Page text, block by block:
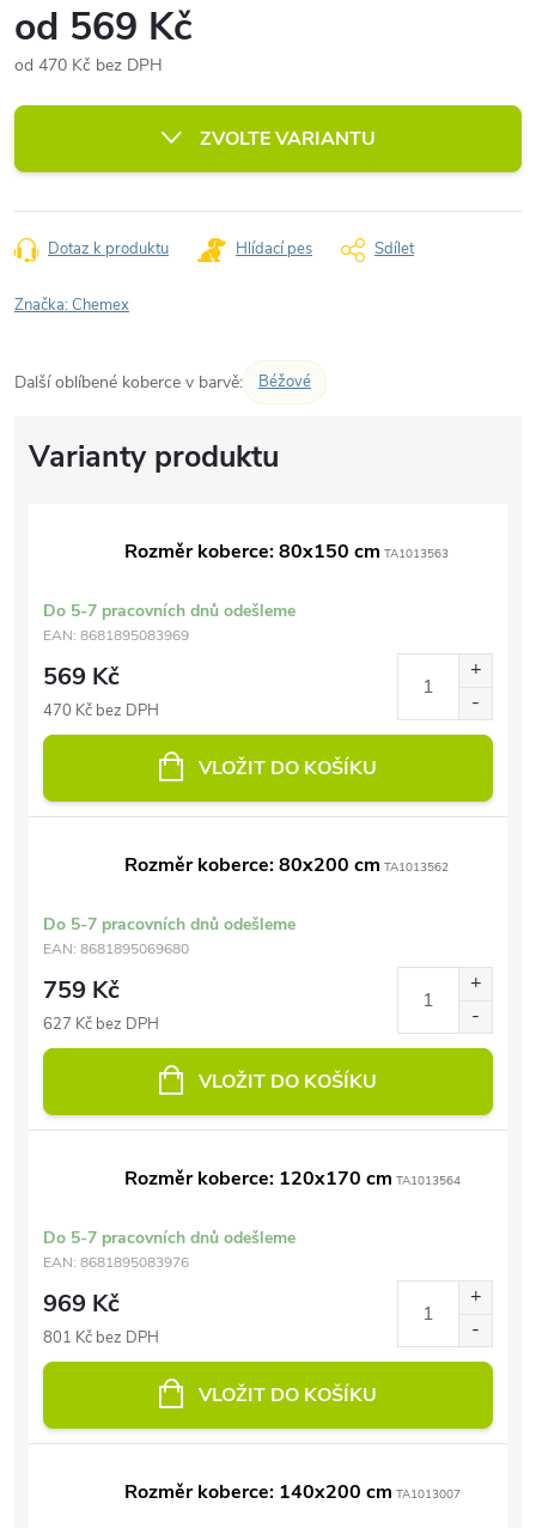
od 569 Kč
od 470 Kč bez DPH
cena:
ZVOLTE VARIANTU
Dotaz k produktu Hlídací pes Sdílet
Značka:Chemex
Další oblíbené koberce v barvě: Béžové
Rozměr koberce: 80x150 cm TA1013563
Do 5-7 pracovních dnů odešleme
EAN: 8681895083969
569 Kč
470 Kč bez DPH
VLOŽIT DO KOŠÍKU
Rozměr koberce: 80x200 cm TA1013562
Do 5-7 pracovních dnů odešleme
EAN: 8681895069680
759 Kč
627 Kč bez DPH
VLOŽIT DO KOŠÍKU
Rozměr koberce: 120x170 cm TA1013564
Do 5-7 pracovních dnů odešleme
EAN: 8681895083976
969 Kč
801 Kč bez DPH
VLOŽIT DO KOŠÍKU
Rozměr koberce: 140x200 cm TA1013007